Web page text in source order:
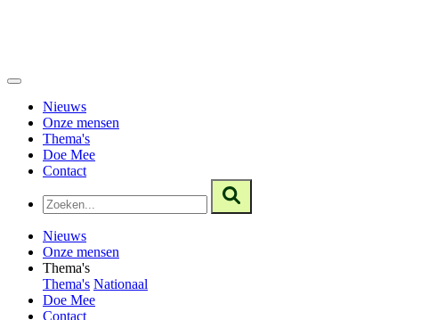
Nieuws
Onze mensen
Thema's
Doe Mee
Contact
Nieuws
Onze mensen
Thema's
Thema's Nationaal
Doe Mee
Contact